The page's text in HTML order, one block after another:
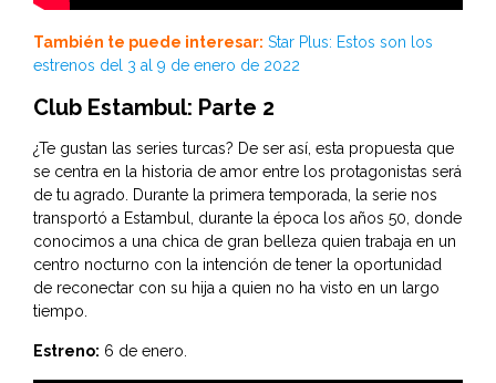
También te puede interesar: Star Plus: Estos son los
estrenos del 3 al 9 de enero de 2022
Club Estambul: Parte 2
¿Te gustan las series turcas? De ser así, esta propuesta que
se centra en la historia de amor entre los protagonistas será
de tu agrado. Durante la primera temporada, la serie nos
transportó a Estambul, durante la época los años 50, donde
conocimos a una chica de gran belleza quien trabaja en un
centro nocturno con la intención de tener la oportunidad
de reconectar con su hija a quien no ha visto en un largo
tiempo.
Estreno: 6 de enero.